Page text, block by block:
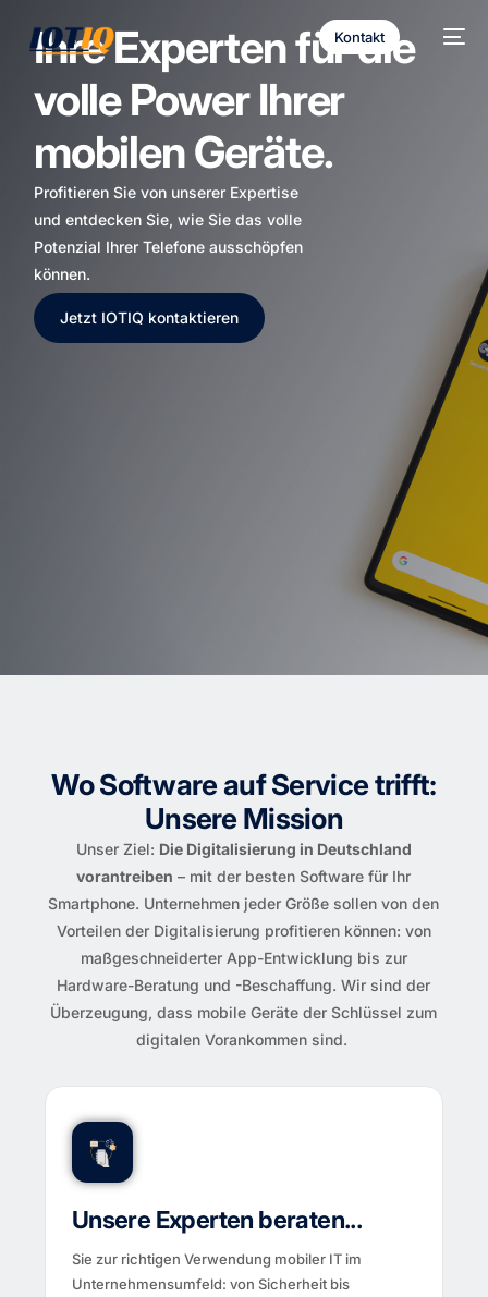
Kontakt
Ihre Experten für die
volle Power Ihrer
mobilen Geräte.
Profitieren Sie von unserer Expertise
und entdecken Sie, wie Sie das volle
Potenzial Ihrer Telefone ausschöpfen
können.
Jetzt IOTIQ kontaktieren
Wo Software auf Service trifft:
Unsere Mission
Unser Ziel: Die Digitalisierung in Deutschland
vorantreiben – mit der besten Software für Ihr
Smartphone. Unternehmen jeder Größe sollen von den
Vorteilen der Digitalisierung profitieren können: von
maßgeschneiderter App-Entwicklung bis zur
Hardware-Beratung und -Beschaffung. Wir sind der
Überzeugung, dass mobile Geräte der Schlüssel zum
digitalen Vorankommen sind.
Unsere Experten beraten...
Sie zur richtigen Verwendung mobiler IT im
Unternehmensumfeld: von Sicherheit bis